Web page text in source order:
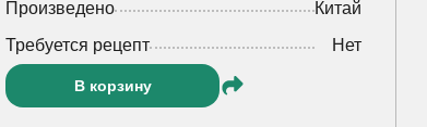
Произведено
Китай
Требуется рецепт
Нет
В корзину